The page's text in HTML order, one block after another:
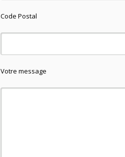
Code Postal
Votre message